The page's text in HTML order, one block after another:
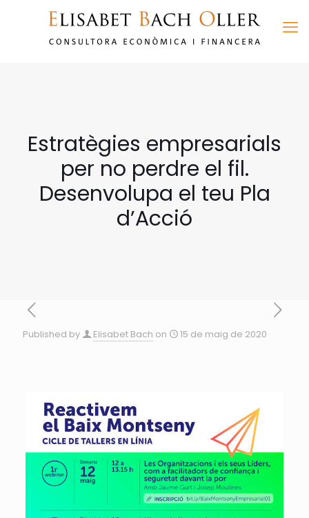
Estratègies empresarials
per no perdre el fil.
Desenvolupa el teu Pla
d’Acció
Published by Elisabet Bach on 15 de maig de 2020